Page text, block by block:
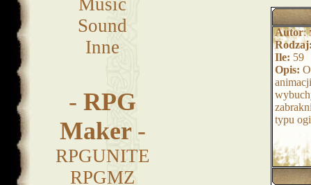
Music
Sound
Inne
-RPG
Maker -
RPGUNITE
RPGMZ
Autor:
Ile: 59
Opis:
typu